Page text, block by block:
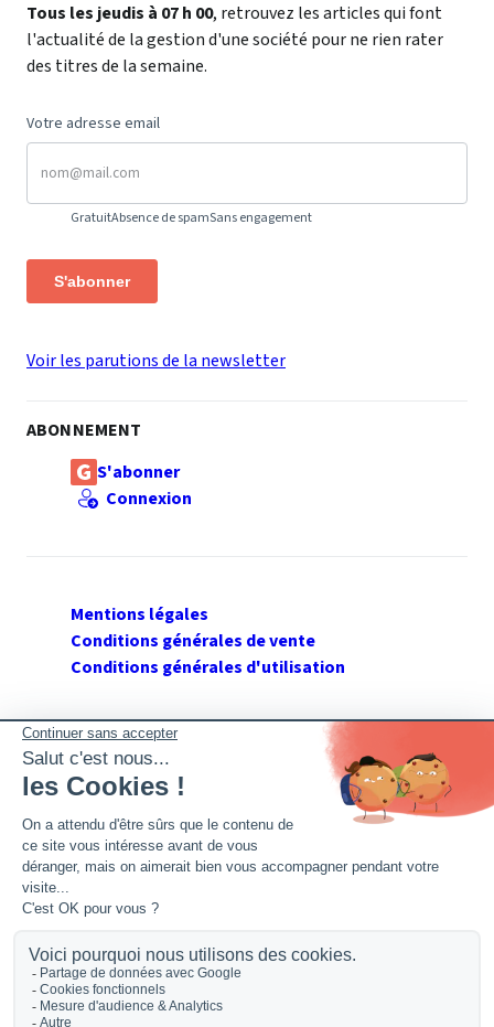
Tous les jeudis à 07 h 00, retrouvez les articles qui font
l'actualité de la gestion d'une société pour ne rien rater
des titres de la semaine.
Votre adresse email
GratuitAbsence de spamSans engagement
S'abonner
Voir les parutions de la newsletter
ABONNEMENT
S'abonner
Connexion
Mentions légales
Conditions générales de vente
Conditions générales d'utilisation
SUIVEZ GERANT DE SARL
Twitter
Facebook